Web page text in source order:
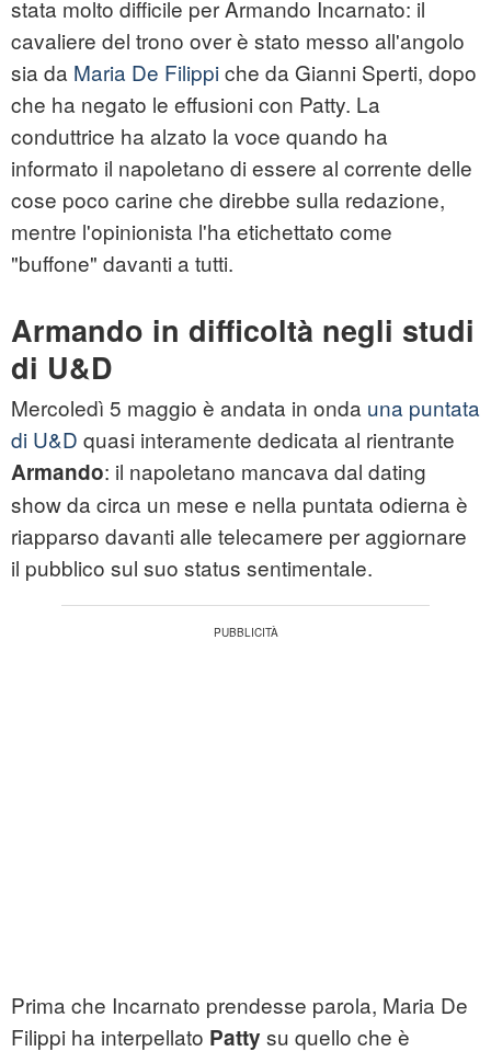
stata molto difficile per Armando Incarnato: il
cavaliere del trono over è stato messo all'angolo
sia da Maria De Filippiche da Gianni Sperti, dopo
che ha negato le effusioni con Patty. La
conduttrice ha alzato la voce quando ha
informato il napoletano di essere al corrente delle
cose poco carine che direbbe sulla redazione,
mentre l'opinionista l'ha etichettato come
"buffone" davanti a tutti.
Armando in difficoltà negli studi
di U&D
Mercoledì 5 maggio è andata in onda una puntata
di U&D quasi interamente dedicata al rientrante
Armando: il napoletano mancava dal dating
show da circa un mese e nella puntata odierna è
riapparso davanti alle telecamere per aggiornare
il pubblico sul suo status sentimentale.
Prima che Incarnato prendesse parola, Maria De
Filippi ha interpellato Patty su quello che è